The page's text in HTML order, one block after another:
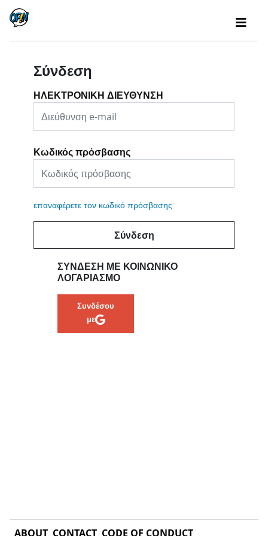
Σύνδεση
ΗΛΕΚΤΡΟΝΙΚΗ ΔΙΕΥΘΥΝΣΗ
Κωδικός πρόσβασης
επαναφέρετε τον κωδικό πρόσβασης
Σύνδεση
ΣΎΝΔΕΣΗ ΜΕ ΚΟΙΝΩΝΙΚΌ
ΛΟΓΑΡΙΑΣΜΌ
Συνδέσου
με
ABOUT CONTACT CODE OF CONDUCT